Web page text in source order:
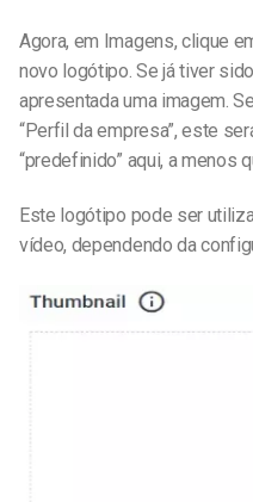
Agora, em Imagens, clique
novo logótipo. Se já tiver
apresentada uma imagem.
“Perfil da empresa”, este
“predefinido” aqui, a menos
Este logótipo pode ser
vídeo, dependendo da